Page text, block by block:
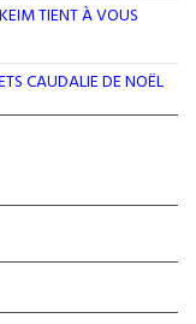
TIENT À VOUS
CAUDALIE DE NOËL